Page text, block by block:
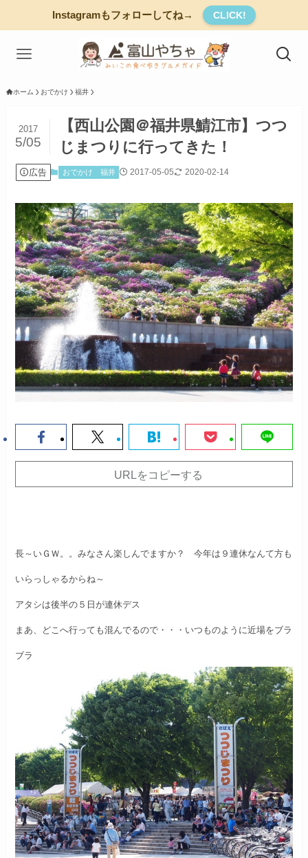
Instagramもフォローしてね→ CLICK!
ホーム おでかけ 福井
【西山公園＠福井県鯖江市】つつ
じまつりに行ってきた！
2017
5/05
広告 おでかけ 福井 2017-05-05 2020-02-14
URLをコピーする
長～いＧＷ。。みなさん楽しんでますか？今年は９連休なんて方も
いらっしゃるからね～
アタシは後半の５日が連休デス
まあ、どこへ行っても混んでるので・・・ いつものように近場をブラ
ブラ